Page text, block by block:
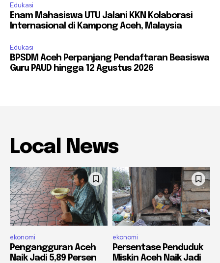
Edukasi
Enam Mahasiswa UTU Jalani KKN Kolaborasi
Internasional di Kampong Aceh, Malaysia
Edukasi
BPSDM Aceh Perpanjang Pendaftaran Beasiswa
Guru PAUD hingga 12 Agustus 2026
Local News
ekonomi
Pengangguran Aceh
Naik Jadi 5,89 Persen
ekonomi
Persentase Penduduk
Miskin Aceh Naik Jadi